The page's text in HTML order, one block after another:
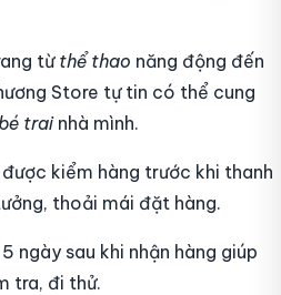
từ thể thao năng động đến
Store tự tin có thể cung
trainhà mình.
kiểm hàng trước khi thanh
thoải mái đặt hàng.
ngày sau khi nhận hàng giúp
tra, đi thử.